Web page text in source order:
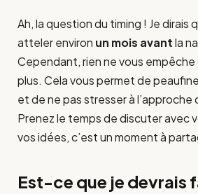
Ah, la question du timing ! Je dirais
atteler environ un mois avantla
Cependant, rien ne vous empêche
plus. Cela vous permet de
et de ne pas stresser à l’approche
Prenez le temps de discuter avec
vos idées, c’est un moment à
Est-ce que je devrais